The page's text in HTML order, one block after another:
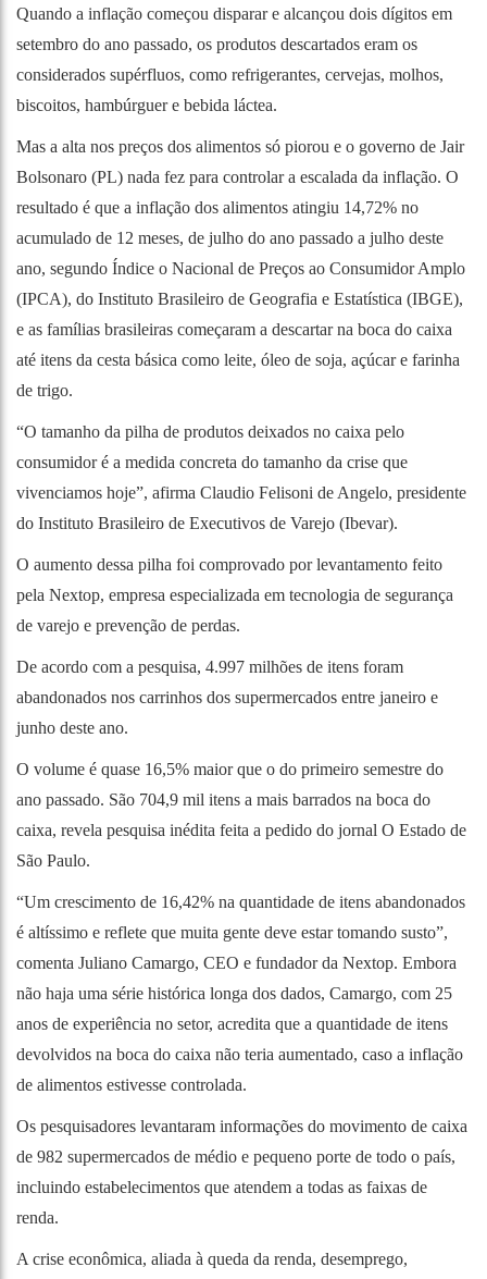
Quando a inflação começou disparar e alcançou dois dígitos em
setembro do ano passado, os produtos descartados eram os
considerados supérfluos, como refrigerantes, cervejas, molhos,
biscoitos, hambúrguer e bebida láctea.
Mas a alta nos preços dos alimentos só piorou e o governo de Jair
Bolsonaro (PL) nada fez para controlar a escalada da inflação. O
resultado é que a inflação dos alimentos atingiu 14,72% no
acumulado de 12 meses, de julho do ano passado a julho deste
ano, segundo Índice o Nacional de Preços ao Consumidor Amplo
(IPCA), do Instituto Brasileiro de Geografia e Estatística (IBGE),
e as famílias brasileiras começaram a descartar na boca do caixa
até itens da cesta básica como leite, óleo de soja, açúcar e farinha
de trigo.
“O tamanho da pilha de produtos deixados no caixa pelo
consumidor é a medida concreta do tamanho da crise que
vivenciamos hoje”, afirma Claudio Felisoni de Angelo, presidente
do Instituto Brasileiro de Executivos de Varejo (Ibevar).
O aumento dessa pilha foi comprovado por levantamento feito
pela Nextop, empresa especializada em tecnologia de segurança
de varejo e prevenção de perdas.
De acordo com a pesquisa, 4.997 milhões de itens foram
abandonados nos carrinhos dos supermercados entre janeiro e
junho deste ano.
O volume é quase 16,5% maior que o do primeiro semestre do
ano passado. São 704,9 mil itens a mais barrados na boca do
caixa, revela pesquisa inédita feita a pedido do jornal O Estado de
São Paulo.
“Um crescimento de 16,42% na quantidade de itens abandonados
é altíssimo e reflete que muita gente deve estar tomando susto”,
comenta Juliano Camargo, CEO e fundador da Nextop. Embora
não haja uma série histórica longa dos dados, Camargo, com 25
anos de experiência no setor, acredita que a quantidade de itens
devolvidos na boca do caixa não teria aumentado, caso a inflação
de alimentos estivesse controlada.
Os pesquisadores levantaram informações do movimento de caixa
de 982 supermercados de médio e pequeno porte de todo o país,
incluindo estabelecimentos que atendem a todas as faixas de
renda.
A crise econômica, aliada à queda da renda, desemprego,